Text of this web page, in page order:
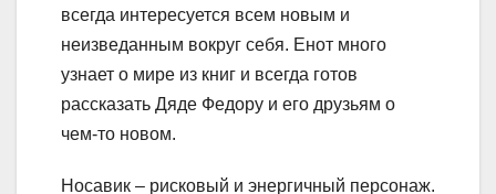
всегда интересуется всем новым и
неизведанным вокруг себя. Енот много
узнает о мире из книг и всегда готов
рассказать Дяде Федору и его друзьям о
чем-то новом.
Носавик – рисковый и энергичный персонаж.